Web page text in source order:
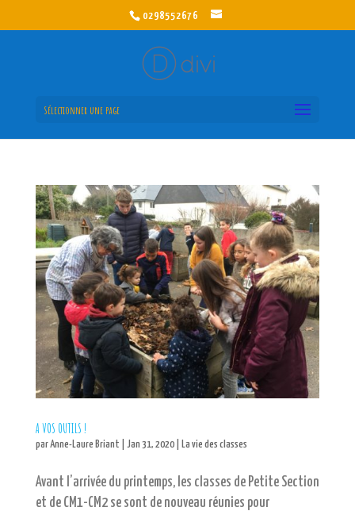
0298552676
Sélectionner une page
A VOS OUTILS !
parAnne-Laure Briant Jan 31, 2020| La vie des classes
Avant l’arrivée du printemps, les classes de Petite Section
et de CM1-CM2 se sont de nouveau réunies pour